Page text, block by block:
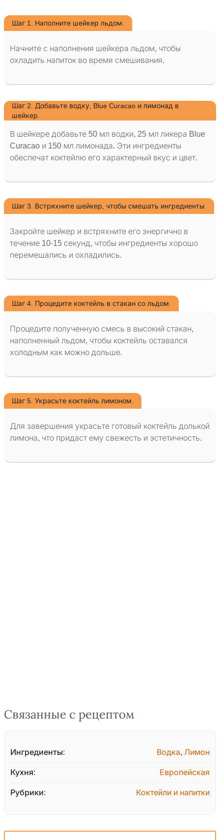
Шаг 1. Наполните шейкер льдом.
Начните с наполнения шейкера льдом, чтобы
охладить напиток во время смешивания.
Шаг 2. Добавьте водку, Blue Curacao и лимонад в
шейкер.
В шейкере добавьте 50 мл водки, 25 мл ликера Blue
Curacao и 150 мл лимонада. Эти ингредиенты
обеспечат коктейлю его характерный вкус и цвет.
Шаг 3. Встряхните шейкер, чтобы смешать ингредиенты.
Закройте шейкер и встряхните его энергично в
течение 10-15 секунд, чтобы ингредиенты хорошо
перемешались и охладились.
Шаг 4. Процедите коктейль в стакан со льдом.
Процедите полученную смесь в высокий стакан,
наполненный льдом, чтобы коктейль оставался
холодным как можно дольше.
Шаг 5. Украсьте коктейль лимоном.
Для завершения украсьте готовый коктейль долькой
лимона, что придаст ему свежесть и эстетичность.
Связанные с рецептом
Ингредиенты: Водка, Лимон
Кухня: Европейская
Рубрики: Коктейли и напитки